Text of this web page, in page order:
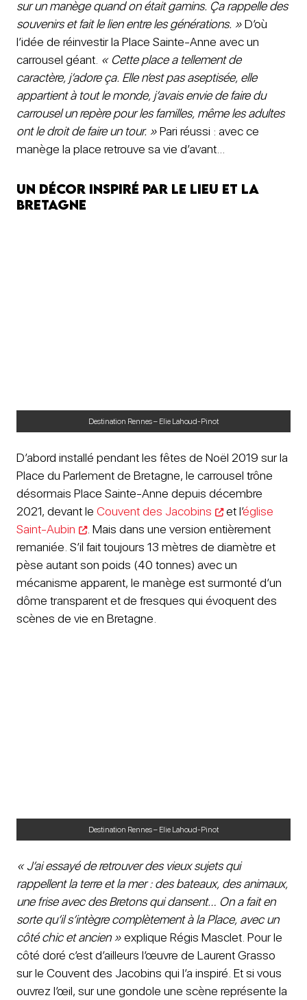
sur un manège quand on était gamins. Ça rappelle des
souvenirs et fait le lien entre les générations. »D’où
l’idée de réinvestir la Place Sainte-Anne avec un
carrousel géant. « Cette place a tellement de
caractère, j’adore ça. Elle n’est pas aseptisée, elle
appartient à tout le monde, j’avais envie de faire du
carrousel un repère pour les familles, même les adultes
ont le droit de faire un tour. »Pari réussi : avec ce
manège la place retrouve sa vie d’avant…
Un décor inspiré par le lieu et la
Bretagne
Destination Rennes – Elie Lahoud-Pinot
D’abord installé pendant les fêtes de Noël 2019 sur la
Place du Parlement de Bretagne, le carrousel trône
désormais Place Sainte-Anne depuis décembre
2021, devant le Couvent des Jacobins et l’église
Saint-Aubin
. Mais dans une version entièrement
remaniée. S’il fait toujours 13 mètres de diamètre et
pèse autant son poids (40 tonnes) avec un
mécanisme apparent, le manège est surmonté d’un
dôme transparent et de fresques qui évoquent des
scènes de vie en Bretagne.
Destination Rennes – Elie Lahoud-Pinot
« J’ai essayé de retrouver des vieux sujets qui
rappellent la terre et la mer : des bateaux, des animaux,
une frise avec des Bretons qui dansent… On a fait en
sorte qu’il s’intègre complètement à la Place, avec un
côté chic et ancien »explique Régis Masclet. Pour le
côté doré c’est d’ailleurs l’œuvre de Laurent Grasso
sur le Couvent des Jacobins qui l’a inspiré. Et si vous
ouvrez l’œil, sur une gondole une scène représente la